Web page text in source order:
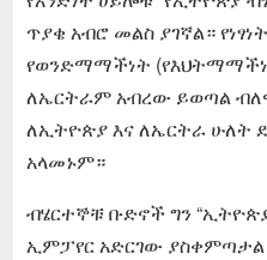
ጥያቄ አብሮ መልስ ያገኛል።
የወንድማማችነት
ለኤርትራም አብረው ይወጣል
ለኢትዮጵያ እና ለኤርትራ ሁለት
አላመኑም።
ብሄርተኞቹ ቡድኖች ግን
ኢምፓየር አድርገው